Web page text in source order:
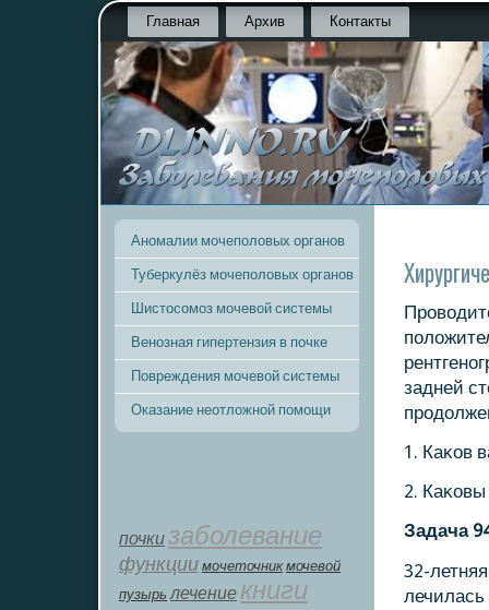
Главная Архив Контакты
Аномалии мочеполовых органов
Туберкулёз мочеполовых органов
Шистосомоз мочевой системы
Венозная гипертензия в почке
Повреждения мочевой системы
Оказание неотложной помощи
почкизаболевание
функции мοчеточник мочевой
пузырь лечение книги
задней
1. Каκов
2.
Задача
32-